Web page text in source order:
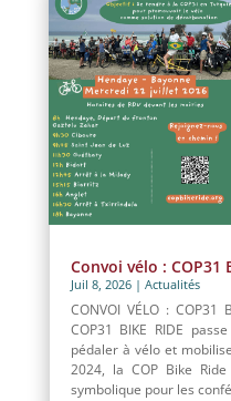
Convoi vélo : COP31
Juil 8, 2026| Actualités
CONVOI VÉLO :
COP31 BIKE RIDE
pédaler à vélo et
2024, la COP Bike
symbolique pour les